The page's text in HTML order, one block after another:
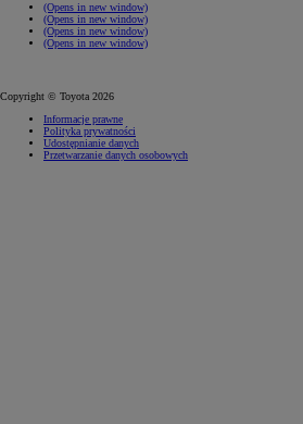
(Opens in new window)
(Opens in new window)
(Opens in new window)
(Opens in new window)
Copyright © Toyota 2026
Informacje prawne
Polityka prywatności
Udostępnianie danych
Przetwarzanie danych osobowych